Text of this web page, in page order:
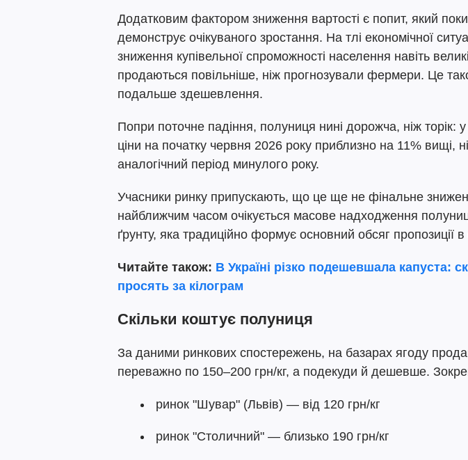
Додатковим фактором зниження вартості є попит, який
демонструє очікуваного зростання. На тлі економічної
зниження купівельної спроможності населення навіть
продаються повільніше, ніж прогнозували фермери. Це
подальше здешевлення.
Попри поточне падіння, полуниця нині дорожча, ніж торік:
ціни на початку червня 2026 року приблизно на 11% вищі,
аналогічний період минулого року.
Учасники ринку припускають, що це ще не фінальне
найближчим часом очікується масове надходження
ґрунту, яка традиційно формує основний обсяг пропозиції в
Читайте також: В Україні різко подешевшала капуста:
просять за кілограм
Скільки коштує полуниця
За даними ринкових спостережень, на базарах ягоду
переважно по 150–200 грн/кг, а подекуди й дешевше.
ринок "Шувар" (Львів) — від 120 грн/кг
ринок "Столичний" — близько 190 грн/кг